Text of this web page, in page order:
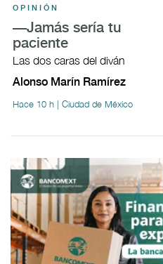
OPINIÓN
—Jamás sería tu
paciente
Las dos caras del diván
Alonso Marín Ramírez
Hace 10 h | Ciudad de México